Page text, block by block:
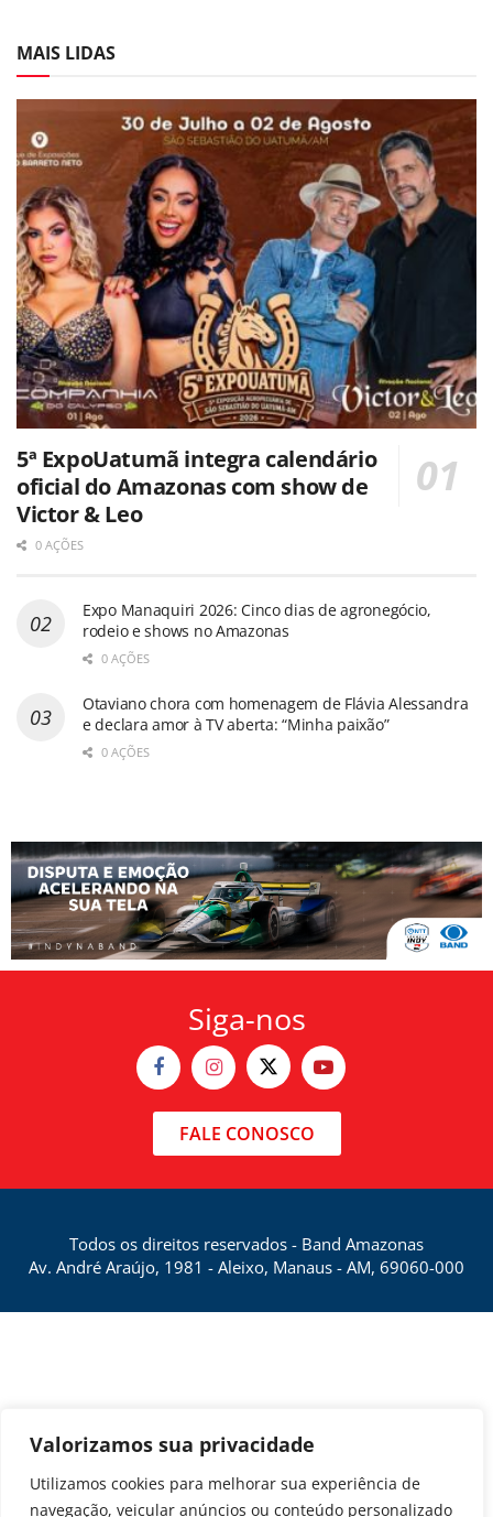
Valorizamos sua privacidade
Utilizamos cookies para melhorar sua experiência de
navegação, veicular anúncios ou conteúdo personalizado
MAIS LIDAS
5ª ExpoUatumã integra calendário
oficial do Amazonas com show de
Victor & Leo
0 AÇÕES
Expo Manaquiri 2026: Cinco dias de agronegócio,
rodeio e shows no Amazonas
0 AÇÕES
Otaviano chora com homenagem de Flávia Alessandra
e declara amor à TV aberta: “Minha paixão”
0 AÇÕES
Siga-nos
FALE CONOSCO
Todos os direitos reservados - Band Amazonas
Av. André Araújo, 1981 - Aleixo, Manaus - AM, 69060-000